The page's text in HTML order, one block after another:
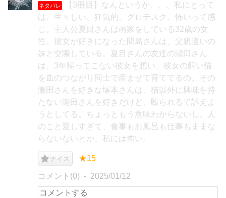
ネタバレ
【3冊目】なんというか、、、私にとって
は、生々しい、狂気的、グロテスク、怖いって感
じ。主人公夏目さんは画家をしている32歳の女
性。彼女が好きになった間島さんは、父親違いの
妹と交際している。夏目さんの友達の瀬田さん
は、3年帰ってこない彼女を想い、彼女の飼い猫
を血のつながり同士で産ませて育ててるの。その
瀬田さんを好きな塚本さんは、猫以外に興味を持
たない瀬田さんを好きだけど、殴られるて訴えよ
うとしてる。ちょっともう意味わからないし、人
のこと愛しすぎて、食事もお風呂も仕事もままな
らないないとか、私には怖い。
ナイス ★15
コメント(0) 2025/01/12